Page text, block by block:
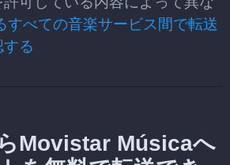
すべての音楽サービス間で転送
る
Movistar Músicaへ